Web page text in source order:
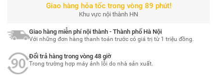
Giao hàng hỏa tốc trong vòng 89 phút!
Khu vực nội thành HN
Giao hàng miễn phí nội thành - Thành phố Hà Nội
Với những đơn hàng thanh toán trước có giá trị từ 1 triệu đồng.
Đổi trả hàng trong vòng 48 giờ
Trong trường hợp máy ảnh lỗi do nhà sản xuất.